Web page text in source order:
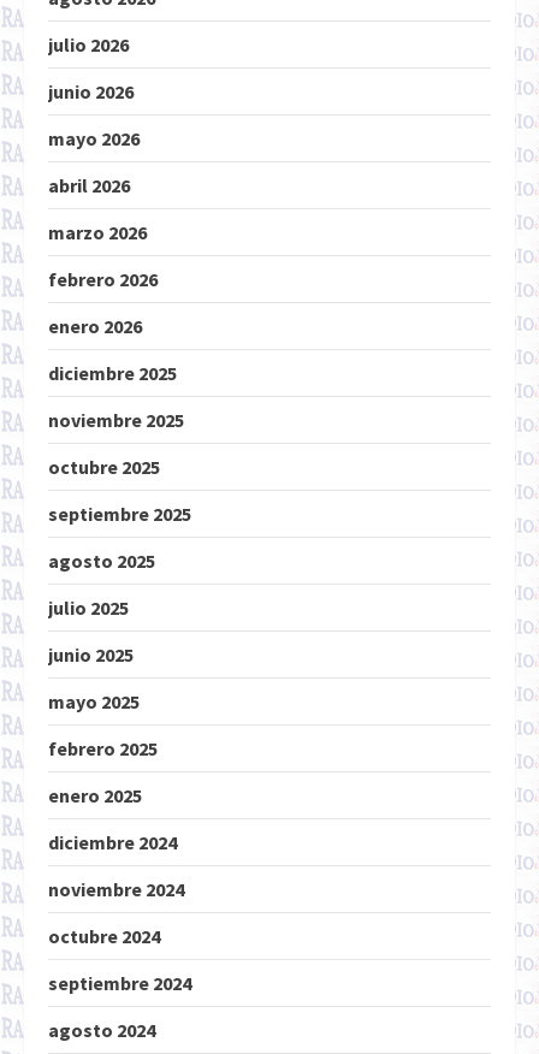
julio 2026
junio 2026
mayo 2026
abril 2026
marzo 2026
febrero 2026
enero 2026
diciembre 2025
noviembre 2025
octubre 2025
septiembre 2025
agosto 2025
julio 2025
junio 2025
mayo 2025
febrero 2025
enero 2025
diciembre 2024
noviembre 2024
octubre 2024
septiembre 2024
agosto 2024